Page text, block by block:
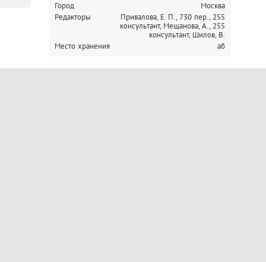
Город
Москва
Редакторы
Привалова, Е. П., 730 пер., 255
консультант, Мещанова, А., 255
консультант, Шилов, В.
Место хранения
аб